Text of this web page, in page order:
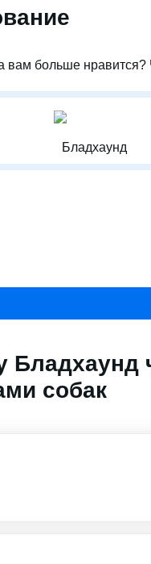
вам больше
Бладхаунд
Бладхаунд
собак